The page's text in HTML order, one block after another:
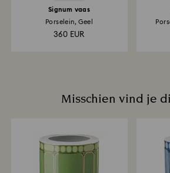
Signum vaas
Porselein, Geel
360 EUR
Misschien vind je